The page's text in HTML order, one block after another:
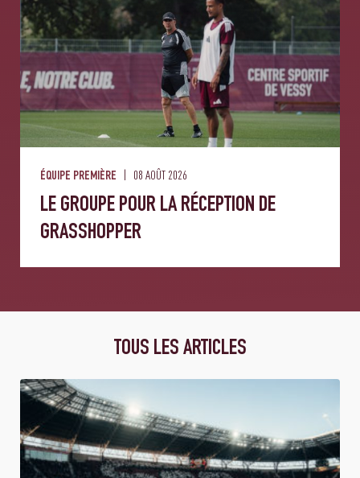
ÉQUIPE PREMIÈRE 08 AOÛT 2026
LE GROUPE POUR LA RÉCEPTION DE
GRASSHOPPER
TOUS LES ARTICLES